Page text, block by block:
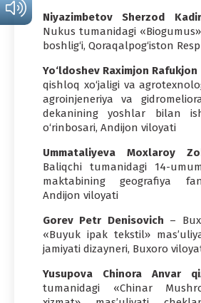
Niyazimbetov Sherzod
Nukus tumanidagi
boshlig‘i, Qoraqalpog‘iston
Yo‘ldoshev Raximjon Rafukjon
qishloq xo‘jaligi va
agroinjeneriya va
dekanining yoshlar bilan
o‘rinbosari, Andijon viloyati
Ummataliyeva Moxlaroy
Baliqchi tumanidagi 14-
maktabining geografiya
Andijon viloyati
Gorev Petr Denisovich –
«Buyuk ipak tekstil»
jamiyati dizayneri, Buxoro
Yusupova Chinora Anvar
tumanidagi «Chinar